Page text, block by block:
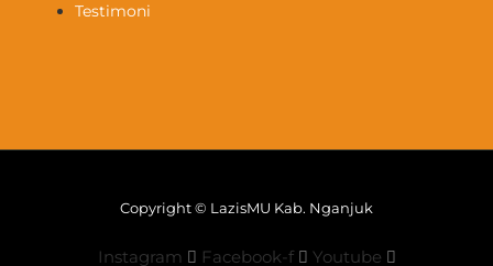
Testimoni
Copyright © LazisMU Kab. Nganjuk
Instagram Facebook-f Youtube